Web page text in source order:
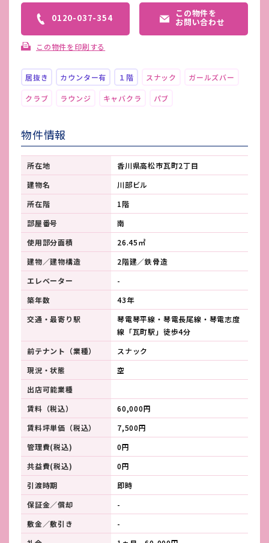
0120-037-354 この物件を
お問い合わせ
この物件を印刷する
居抜き カウンター有 １階 スナック ガールズバー
クラブ ラウンジ キャバクラ パブ
物件情報
所在地
香川県高松市瓦町2丁目
建物名
川部ビル
所在階
1階
部屋番号
南
使用部分面積
26.45㎡
建物／建物構造
2階建／鉄骨造
エレベーター
-
築年数
43年
交通・最寄り駅
琴電琴平線・琴電長尾線・琴電志度
線「瓦町駅」徒歩4分
前テナント（業種）
スナック
現況・状態
空
出店可能業種
賃料（税込）
60,000円
賃料坪単価（税込）
7,500円
管理費(税込)
0円
共益費(税込)
0円
引渡時期
即時
保証金／償却
-
敷金／敷引き
-